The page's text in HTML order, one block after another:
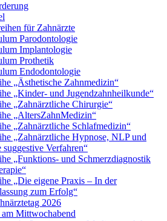
für Zahnärzte
Parodontologie
Implantologie
Prothetik
Endodontologie
„Ästhetische Zahnmedizin“
„Kinder- und Jugendzahnheilkunde“
„Zahnärztliche Chirurgie“
„AltersZahnMedizin“
„Zahnärztliche Schlafmedizin“
„Zahnärztliche Hypnose, NLP und
suggestive Verfahren“
„Funktions- und Schmerzdiagnostik
„Die eigene Praxis – In der
zum Erfolg“
2026
Mittwochabend